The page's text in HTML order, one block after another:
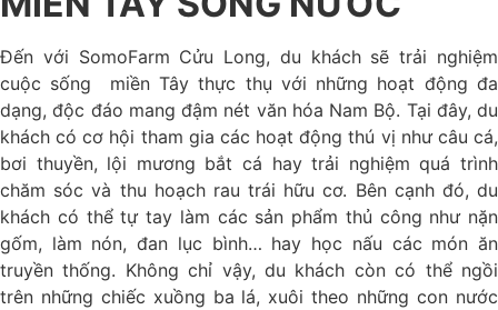
Đến với SomoFarm Cửu Long, du khách sẽ trải nghiệm
cuộc sống miền Tây thực thụ với những hoạt động đa
dạng, độc đáo mang đậm nét văn hóa Nam Bộ. Tại đây, du
khách có cơ hội tham gia các hoạt động thú vị như câu cá,
bơi thuyền, lội mương bắt cá hay trải nghiệm quá trình
chăm sóc và thu hoạch rau trái hữu cơ. Bên cạnh đó, du
khách có thể tự tay làm các sản phẩm thủ công như nặn
gốm, làm nón, đan lục bình… hay học nấu các món ăn
truyền thống. Không chỉ vậy, du khách còn có thể ngồi
trên những chiếc xuồng ba lá, xuôi theo những con nước